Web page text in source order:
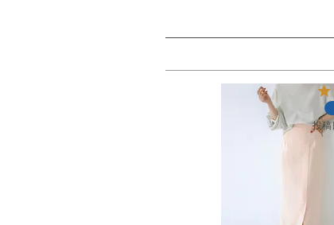
投稿